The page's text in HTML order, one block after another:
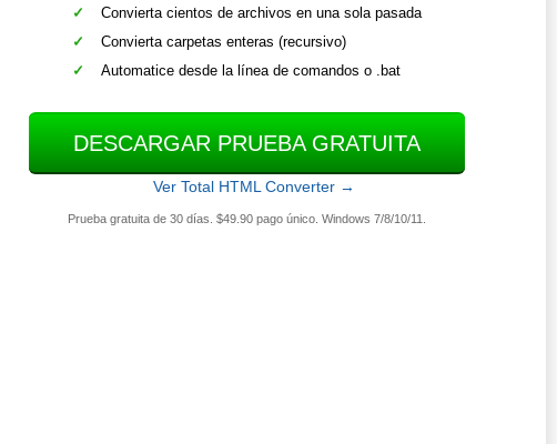
Convierta cientos de archivos en una sola pasada
Convierta carpetas enteras (recursivo)
Automatice desde la línea de comandos o .bat
DESCARGAR PRUEBA GRATUITA
Ver Total HTML Converter →
Prueba gratuita de 30 días. $49.90 pago único. Windows 7/8/10/11.